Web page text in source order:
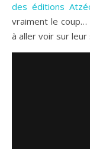
des éditions
vraiment le coup…
à aller voir sur